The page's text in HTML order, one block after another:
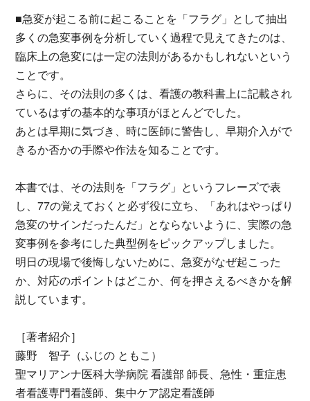
■急変が起こる前に起こることを「フラグ」として抽出
多くの急変事例を分析していく過程で見えてきたのは、
臨床上の急変には一定の法則があるかもしれないという
ことです。
さらに、その法則の多くは、看護の教科書上に記載され
ているはずの基本的な事項がほとんどでした。
あとは早期に気づき、時に医師に警告し、早期介入がで
きるか否かの手際や作法を知ることです。
本書では、その法則を「フラグ」というフレーズで表
し、77の覚えておくと必ず役に立ち、「あれはやっぱり
急変のサインだったんだ」とならないように、実際の急
変事例を参考にした典型例をピックアップしました。
明日の現場で後悔しないために、急変がなぜ起こった
か、対応のポイントはどこか、何を押さえるべきかを解
説しています。
［著者紹介］
藤野 智子（ふじの ともこ）
聖マリアンナ医科大学病院 看護部 師長、急性・重症患
者看護専門看護師、集中ケア認定看護師